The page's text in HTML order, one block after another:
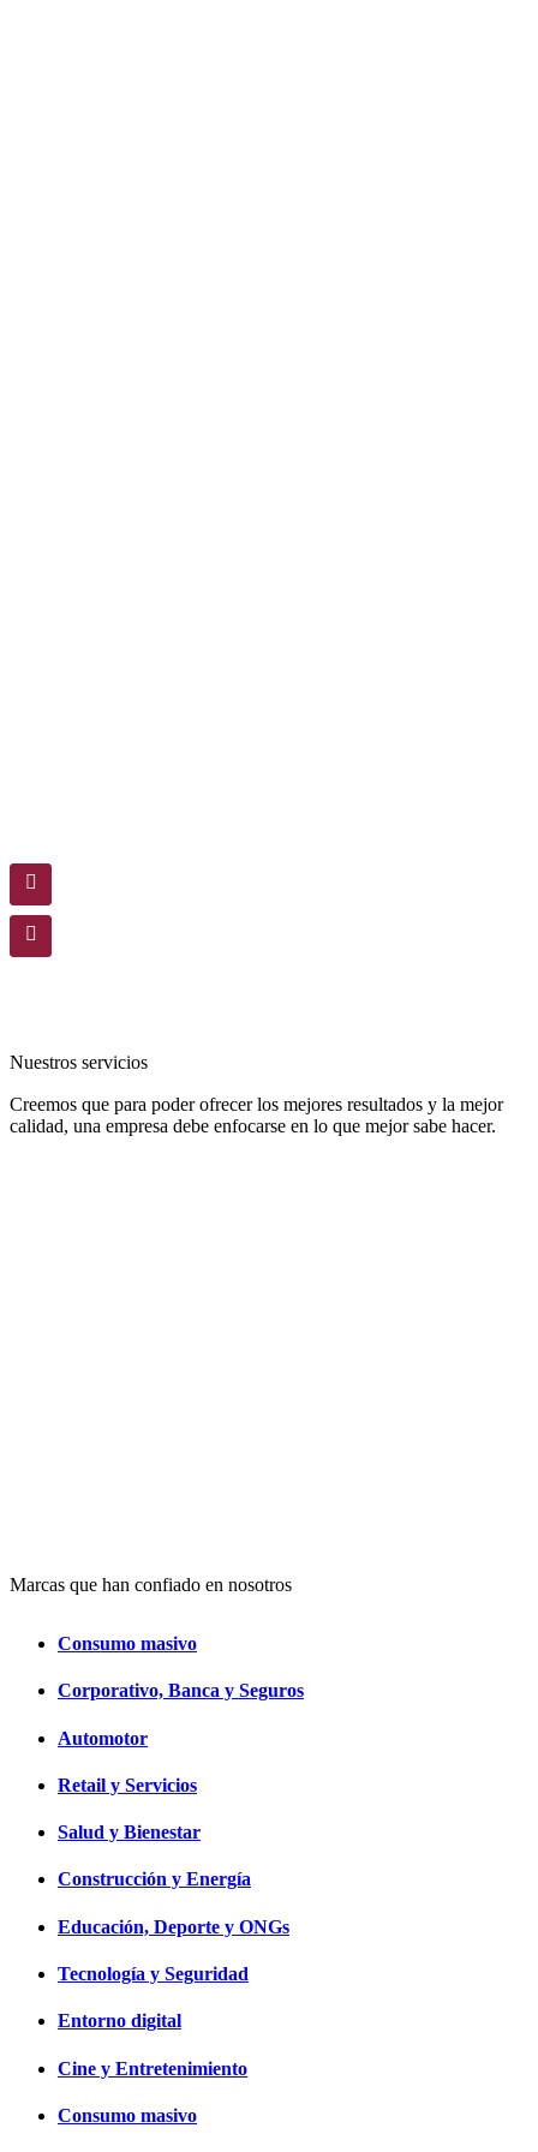
Nuestros servicios
Creemos que para poder ofrecer los mejores resultados y la mejor
calidad, una empresa debe enfocarse en lo que mejor sabe hacer.
Marcas que han confiado en nosotros
Consumo masivo
Corporativo, Banca y Seguros
Automotor
Retail y Servicios
Salud y Bienestar
Construcción y Energía
Educación, Deporte y ONGs
Tecnología y Seguridad
Entorno digital
Cine y Entretenimiento
Consumo masivo